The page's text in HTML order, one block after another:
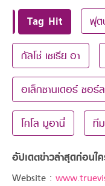
Tag Hit ฟุ
กัลโช่ เซเรีย อา
อเล็กซานเดอร์ ซอร์
โคโล มูอานี่ ที
อัปเดตข่าวล่าสุดก่อนใ
Website :